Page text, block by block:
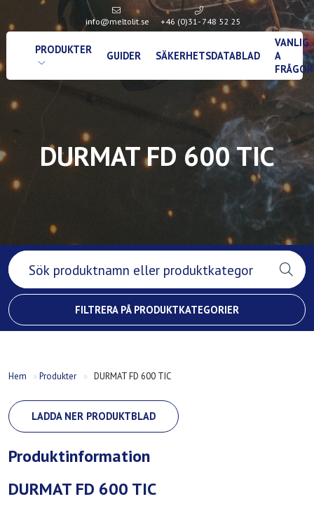
info@meltolit.se +46 (0)31- 748 52 25
PRODUKTER GUIDER SÄKERHETSDATABLAD
VANLIG
A
FRÅGOR
DURMAT FD 600 TIC
FILTRERA PÅ PRODUKTKATEGORIER
Hem »Produkter » DURMAT FD 600 TIC
LADDA NER PRODUKTBLAD
Produktinformation
DURMAT FD 600 TIC